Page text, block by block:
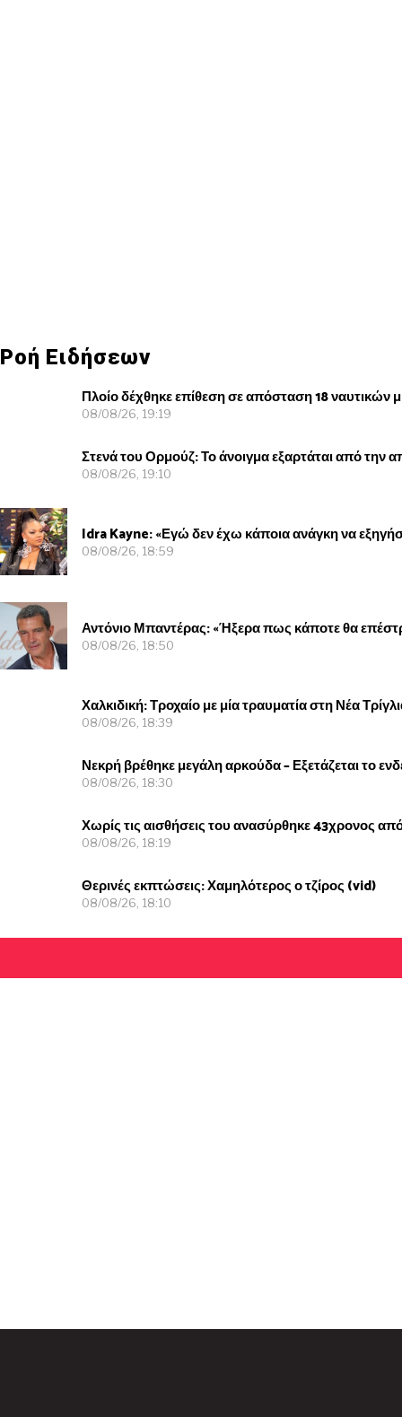
Ροή Ειδήσεων
Πλοίο δέχθηκε επίθεση σε απόσταση 18 ναυτικών
08/08/26, 19:19
Στενά του Ορμούζ: Το άνοιγμα εξαρτάται από
08/08/26, 19:10
Idra Kayne: «Εγώ δεν έχω κάποια ανάγκη να
08/08/26, 18:59
Αντόνιο Μπαντέρας: «Ήξερα πως κάποτε θα
08/08/26, 18:50
Χαλκιδική: Τροχαίο με μία τραυματία στη Νέα
08/08/26, 18:39
Νεκρή βρέθηκε μεγάλη αρκούδα – Εξετάζεται το
08/08/26, 18:30
Χωρίς τις αισθήσεις του ανασύρθηκε 43χρονος
08/08/26, 18:19
Θερινές εκπτώσεις: Χαμηλότερος ο τζίρος (vid)
08/08/26, 18:10